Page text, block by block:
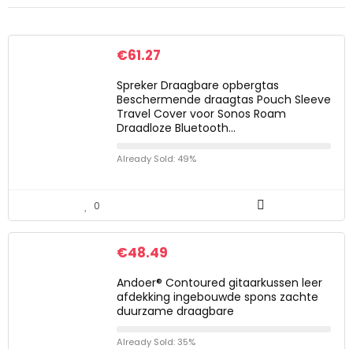
€61.27
Spreker Draagbare opbergtas
Beschermende draagtas Pouch Sleeve
Travel Cover voor Sonos Roam
Draadloze Bluetooth…
Already Sold: 49%
0
€48.49
Andoer® Contoured gitaarkussen leer
afdekking ingebouwde spons zachte
duurzame draagbare
Already Sold: 35%